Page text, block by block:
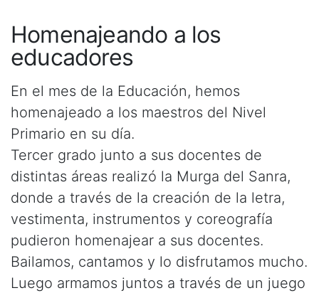
Homenajeando a los
educadores
En el mes de la Educación, hemos
homenajeado a los maestros del Nivel
Primario en su día.
Tercer grado junto a sus docentes de
distintas áreas realizó la Murga del Sanra,
donde a través de la creación de la letra,
vestimenta, instrumentos y coreografía
pudieron homenajear a sus docentes.
Bailamos, cantamos y lo disfrutamos mucho.
Luego armamos juntos a través de un juego